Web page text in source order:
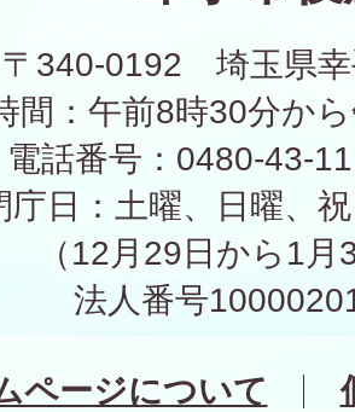
〒340-0192 埼玉県幸
間：午前8時30分か
電話番号：0480-43-
庁日：土曜、日曜、
（12月29日から1
法人番号
ページについて